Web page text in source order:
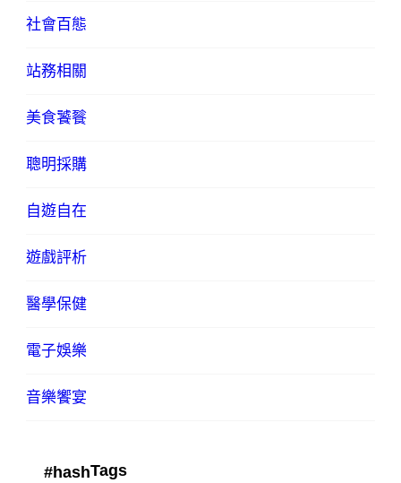
社會百態
站務相關
美食饕餮
聰明採購
自遊自在
遊戲評析
醫學保健
電子娛樂
音樂饗宴
#hashTags